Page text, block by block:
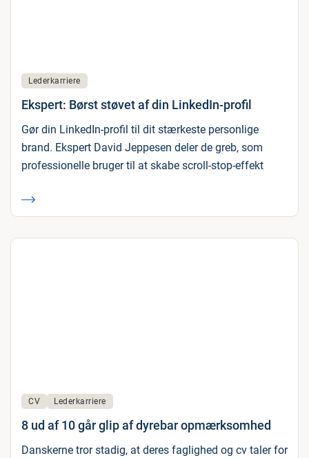
Lederkarriere
Ekspert: Børst støvet af din LinkedIn-profil
Gør din LinkedIn-profil til dit stærkeste personlige
brand. Ekspert David Jeppesen deler de greb, som
professionelle bruger til at skabe scroll-stop-effekt
CV Lederkarriere
8 ud af 10 går glip af dyrebar opmærksomhed
Danskerne tror stadig, at deres faglighed og cv taler for